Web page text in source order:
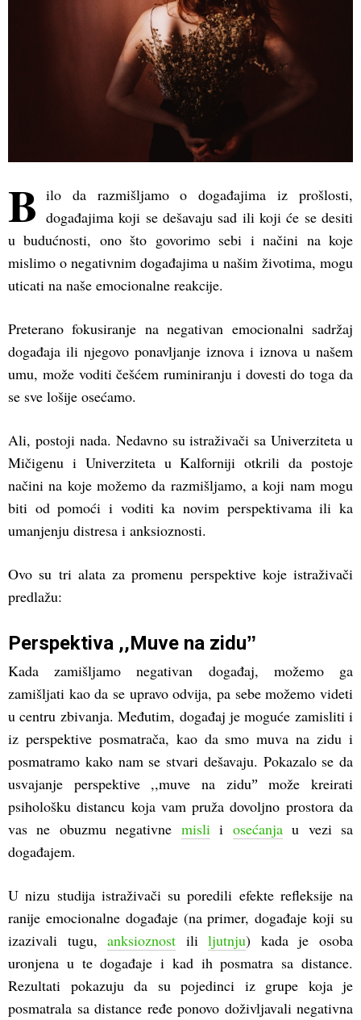
B ilo da razmišljamo o događajima iz prošlosti,
događajima koji se dešavaju sad ili koji će se desiti
u budućnosti, ono što govorimo sebi i načini na koje
mislimo o negativnim događajima u našim životima, mogu
uticati na naše emocionalne reakcije.
Preterano fokusiranje na negativan emocionalni sadržaj
događaja ili njegovo ponavljanje iznova i iznova u našem
umu, može voditi češćem ruminiranju i dovesti do toga da
se sve lošije osećamo.
Ali, postoji nada. Nedavno su istraživači sa Univerziteta u
Mičigenu i Univerziteta u Kalforniji otkrili da postoje
načini na koje možemo da razmišljamo, a koji nam mogu
biti od pomoći i voditi ka novim perspektivama ili ka
umanjenju distresa i anksioznosti.
Ovo su tri alata za promenu perspektive koje istraživači
predlažu:
Perspektiva ,,Muve na ziduˮ
Kada zamišljamo negativan događaj, možemo ga
zamišljati kao da se upravo odvija, pa sebe možemo videti
u centru zbivanja. Međutim, događaj je moguće zamisliti i
iz perspektive posmatrača, kao da smo muva na zidu i
posmatramo kako nam se stvari dešavaju. Pokazalo se da
usvajanje perspektive ,,muve na ziduˮ može kreirati
psihološku distancu koja vam pruža dovoljno prostora da
vas ne obuzmu negativne mislii osećanjau vezi sa
događajem.
U nizu studija istraživači su poredili efekte refleksije na
ranije emocionalne događaje (na primer, događaje koji su
izazivali tugu,anksioznost ililjutnju) kada je osoba
uronjena u te događaje i kad ih posmatra sa distance.
Rezultati pokazuju da su pojedinci iz grupe koja je
posmatrala sa distance ređe ponovo doživljavali negativna